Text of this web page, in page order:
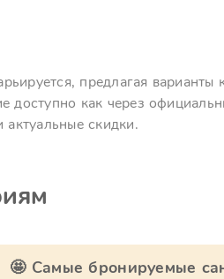
предлагая варианты
как через
скидки.
🤩 Самые бронируемые